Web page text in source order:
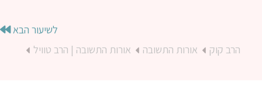
לשיעור הבא
הרב קוק
אורות התשובה אורות התשובה | הרב טוויל